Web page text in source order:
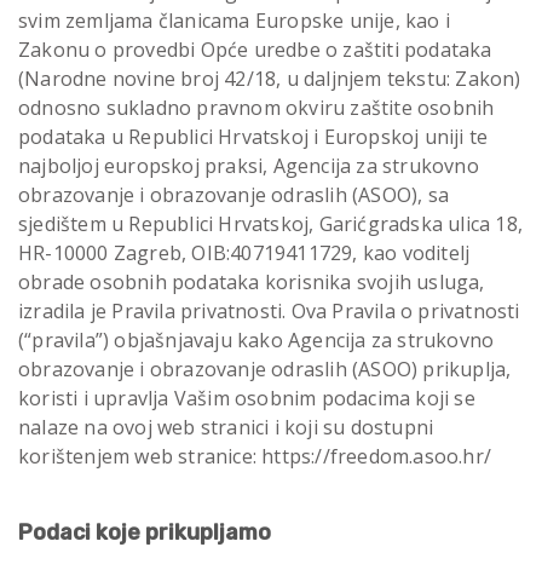
svim zemljama članicama Europske unije, kao i
Zakonu o provedbi Opće uredbe o zaštiti podataka
(Narodne novine broj 42/18, u daljnjem tekstu: Zakon)
odnosno sukladno pravnom okviru zaštite osobnih
podataka u Republici Hrvatskoj i Europskoj uniji te
najboljoj europskoj praksi, Agencija za strukovno
obrazovanje i obrazovanje odraslih (ASOO), sa
sjedištem u Republici Hrvatskoj, Garićgradska ulica 18,
HR-10000 Zagreb, OIB:40719411729, kao voditelj
obrade osobnih podataka korisnika svojih usluga,
izradila je Pravila privatnosti. Ova Pravila o privatnosti
(“pravila”) objašnjavaju kako Agencija za strukovno
obrazovanje i obrazovanje odraslih (ASOO) prikuplja,
koristi i upravlja Vašim osobnim podacima koji se
nalaze na ovoj web stranici i koji su dostupni
korištenjem web stranice: https://freedom.asoo.hr/
Podaci koje prikupljamo